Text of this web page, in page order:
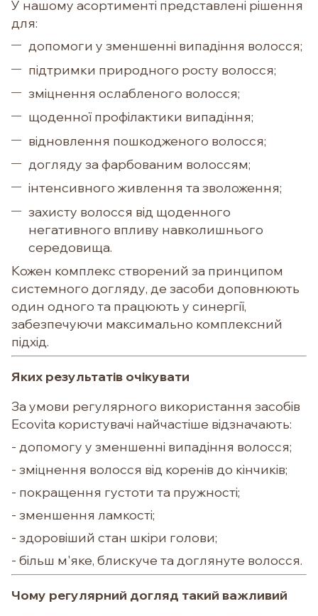
У нашому асортименті представлені рішення
для:
допомоги у зменшенні випадіння волосся;
підтримки природного росту волосся;
зміцнення ослабленого волосся;
щоденної профілактики випадіння;
відновлення пошкодженого волосся;
догляду за фарбованим волоссям;
інтенсивного живлення та зволоження;
захисту волосся від щоденного
негативного впливу навколишнього
середовища.
Кожен комплекс створений за принципом
системного догляду, де засоби доповнюють
один одного та працюють у синергії,
забезпечуючи максимально комплексний
підхід.
Яких результатів очікувати
За умови регулярного використання засобів
Ecovita користувачі найчастіше відзначають:
- допомогу у зменшенні випадіння волосся;
- зміцнення волосся від коренів до кінчиків;
- покращення густоти та пружності;
- зменшення ламкості;
- здоровіший стан шкіри голови;
- більш м'яке, блискуче та доглянуте волосся.
Чому регулярний догляд такий важливий